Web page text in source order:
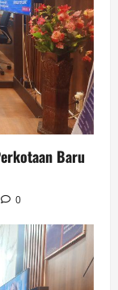
Baru
0